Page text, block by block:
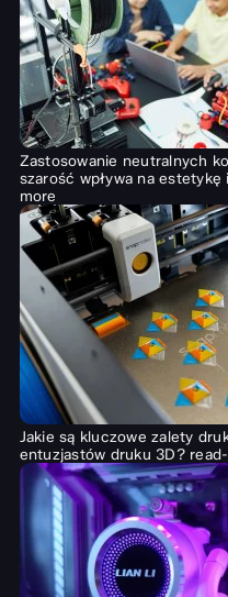
Zastosowanie neutralnych
szarość wpływa na
more
Jakie są kluczowe zalety
entuzjastów druku 3D?